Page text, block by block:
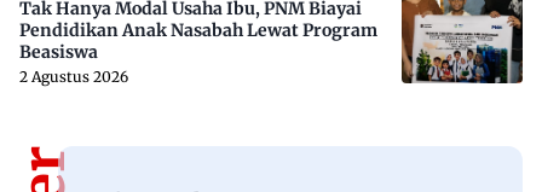
Tak Hanya Modal Usaha Ibu, PNM Biayai
Pendidikan Anak Nasabah Lewat Program
Beasiswa
2 Agustus 2026